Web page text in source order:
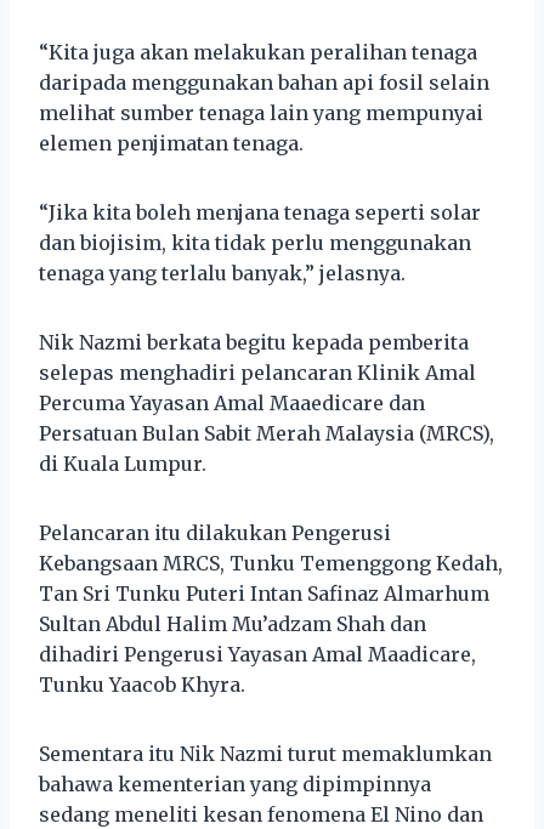
“Kita juga akan melakukan peralihan tenaga
daripada menggunakan bahan api fosil selain
melihat sumber tenaga lain yang mempunyai
elemen penjimatan tenaga.
“Jika kita boleh menjana tenaga seperti solar
dan biojisim, kita tidak perlu menggunakan
tenaga yang terlalu banyak,” jelasnya.
Nik Nazmi berkata begitu kepada pemberita
selepas menghadiri pelancaran Klinik Amal
Percuma Yayasan Amal Maaedicare dan
Persatuan Bulan Sabit Merah Malaysia (MRCS),
di Kuala Lumpur.
Pelancaran itu dilakukan Pengerusi
Kebangsaan MRCS, Tunku Temenggong Kedah,
Tan Sri Tunku Puteri Intan Safinaz Almarhum
Sultan Abdul Halim Mu’adzam Shah dan
dihadiri Pengerusi Yayasan Amal Maadicare,
Tunku Yaacob Khyra.
Sementara itu Nik Nazmi turut memaklumkan
bahawa kementerian yang dipimpinnya
sedang meneliti kesan fenomena El Nino dan